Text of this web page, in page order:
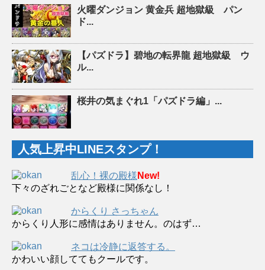
火曜ダンジョン 黄金兵 超地獄級 パン
ド...
【パズドラ】碧地の転界龍 超地獄級 ウ
ル...
桜井の気まぐれ1「パズドラ編」...
人気上昇中LINEスタンプ！
乱心！裸の殿様 New!
下々のざれごとなど殿様に関係なし！
からくり さっちゃん
からくり人形に感情はありません。のはず…
ネコは冷静に返答する。
かわいい顔しててもクールです。